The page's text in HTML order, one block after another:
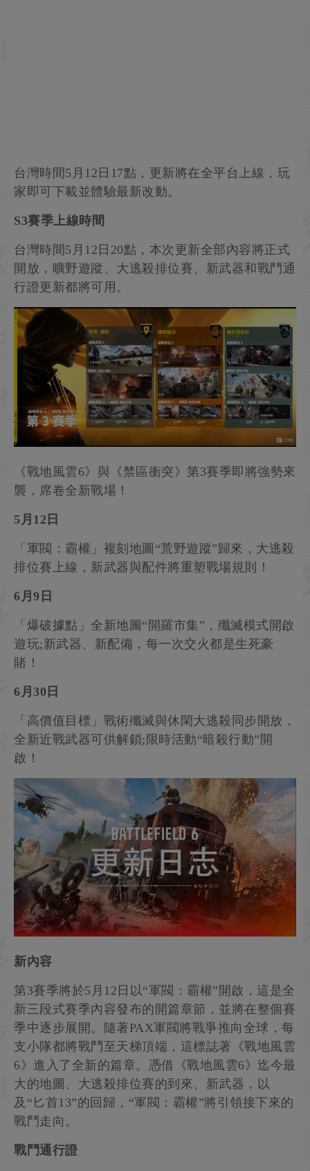
台灣時間5月12日17點，更新將在全平台上線，玩
家即可下載並體驗最新改動。
S3賽季上線時間
台灣時間5月12日20點，本次更新全部內容將正式
開放，曠野遊蹤、大逃殺排位賽、新武器和戰鬥通
行證更新都將可用。
《戰地風雲6》與《禁區衝突》第3賽季即將強勢來
襲，席卷全新戰場！
5月12日
「軍閥：霸權」複刻地圖“荒野遊蹤”歸來，大逃殺
排位賽上線，新武器與配件將重塑戰場規則！
6月9日
「爆破據點」全新地圖“開羅市集”，殲滅模式開啟
遊玩;新武器、新配備，每一次交火都是生死豪
賭！
6月30日
「高價值目標」戰術殲滅與休閑大逃殺同步開放，
全新近戰武器可供解鎖;限時活動“暗殺行動”開
啟！
新內容
第3賽季將於5月12日以“軍閥：霸權”開啟，這是全
新三段式賽季內容發布的開篇章節，並將在整個賽
季中逐步展開。隨著PAX軍閥將戰爭推向全球，每
支小隊都將戰鬥至天梯頂端，這標誌著《戰地風雲
6》進入了全新的篇章。憑借《戰地風雲6》迄今最
大的地圖、大逃殺排位賽的到來、新武器，以
及“匕首13”的回歸，“軍閥：霸權”將引領接下來的
戰鬥走向。
戰鬥通行證